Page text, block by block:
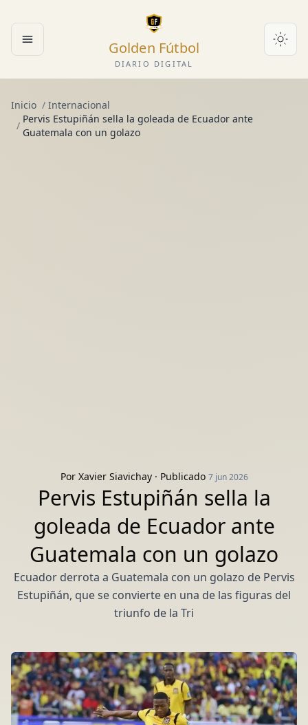
Abrir menú Golden Fútbol
DIARIO DIGITAL
Inicio / Internacional
/
Pervis Estupiñán sella la goleada de Ecuador ante
Guatemala con un golazo
Por Xavier Siavichay· Publicado 7 jun 2026
Pervis Estupiñán sella la
goleada de Ecuador ante
Guatemala con un golazo
Ecuador derrota a Guatemala con un golazo de Pervis
Estupiñán, que se convierte en una de las figuras del
triunfo de la Tri